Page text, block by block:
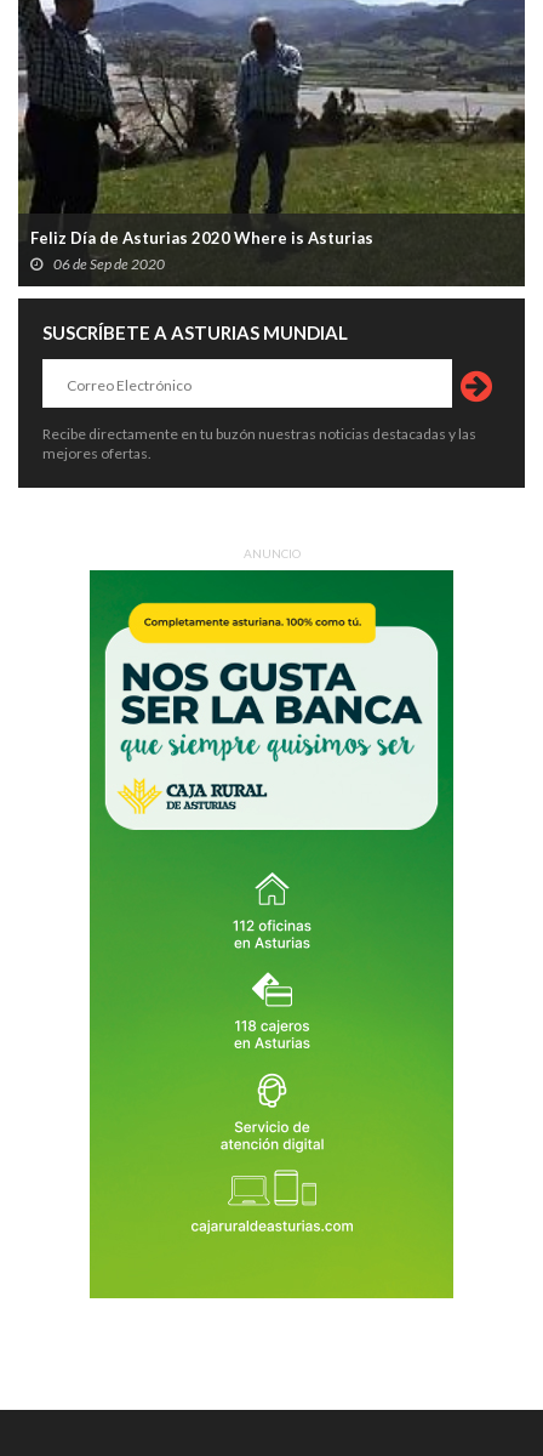
Feliz Día de Asturias 2020 Where is Asturias
06 de Sep de 2020
SUSCRÍBETE A ASTURIAS MUNDIAL
Recibe directamente en tu buzón nuestras noticias destacadas y las
mejores ofertas.
ANUNCIO